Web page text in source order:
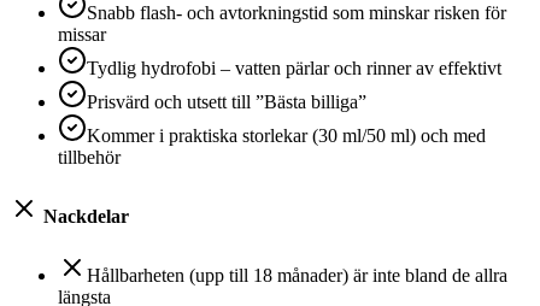
Snabb flash- och avtorkningstid som minskar risken för
missar
Tydlig hydrofobi – vatten pärlar och rinner av effektivt
Prisvärd och utsett till ”Bästa billiga”
Kommer i praktiska storlekar (30 ml/50 ml) och med
tillbehör
Nackdelar
Hållbarheten (upp till 18 månader) är inte bland de allra
längsta